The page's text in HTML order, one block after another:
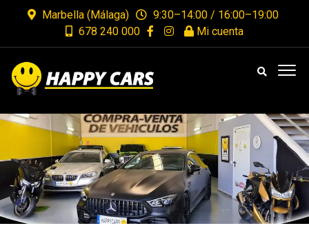
Marbella (Málaga)
9:30–14:00 / 16:00–19:00
678 240 000
Mi cuenta